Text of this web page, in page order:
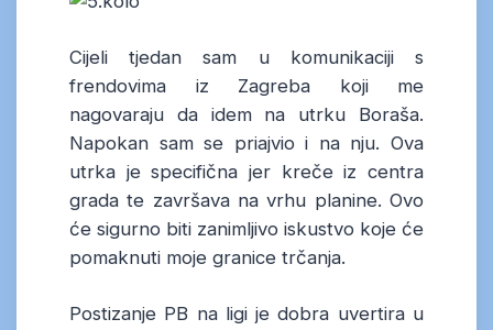
Cijeli tjedan sam u komunikaciji s
frendovima iz Zagreba koji me
nagovaraju da idem na utrku Boraša.
Napokan sam se priajvio i na nju. Ova
utrka je specifična jer kreče iz centra
grada te završava na vrhu planine. Ovo
će sigurno biti zanimljivo iskustvo koje će
pomaknuti moje granice trčanja.
Postizanje PB na ligi je dobra uvertira u